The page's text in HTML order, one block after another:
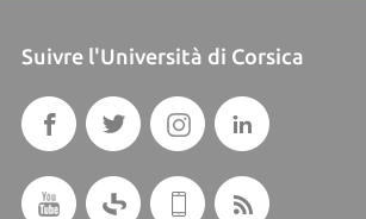
Suivre l'Università di Corsica